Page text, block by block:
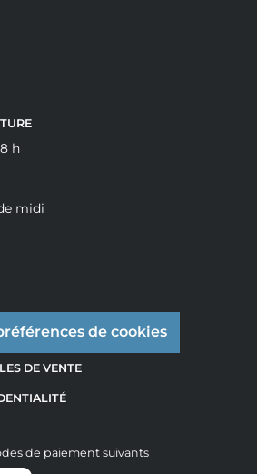
h
midi
de cookies
DE VENTE
de paiement suivants